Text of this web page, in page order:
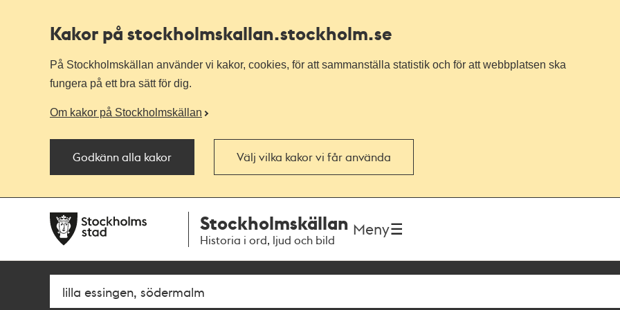
Kakor på stockholmskallan.stockholm.se
På Stockholmskällan använder vi kakor, cookies, för att sammanställa statistik och för att webbplatsen ska
fungera på ett bra sätt för dig.
Om kakor på Stockholmskällan
Godkänn alla kakor Välj vilka kakor vi får använda
navigationen
huvudinnehållet
Stockholmskällan
Historia i ord, ljud och bild
Meny
Sök